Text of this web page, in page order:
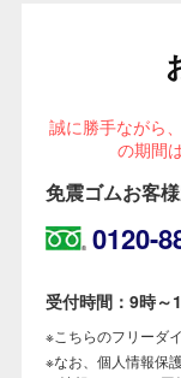
誠に勝手ながら
の期間
免震ゴムお客
0120-
受付時間：9時～
こちらのフリーダ
なお、個人情報保